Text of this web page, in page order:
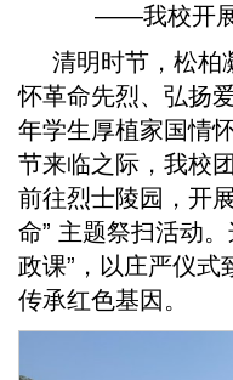
——我校开
清明时节，松柏
怀革命先烈、弘扬
年学生厚植家国情
节来临之际，我校
前往烈士陵园，开
命” 主题祭扫活动
政课”，以庄严仪式
传承红色基因。